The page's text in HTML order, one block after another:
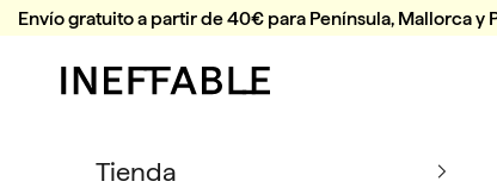
Ir al contenido
Envío gratuito a partir de 40€ para Península, Mallorca y
Ineffable Coffee
Tienda